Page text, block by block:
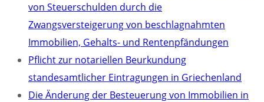
von Steuerschulden durch die
Zwangsversteigerung von beschlagnahmten
Immobilien, Gehalts- und Rentenpfändungen
Pflicht zur notariellen Beurkundung
standesamtlicher Eintragungen in Griechenland
Die Änderung der Besteuerung von Immobilien in